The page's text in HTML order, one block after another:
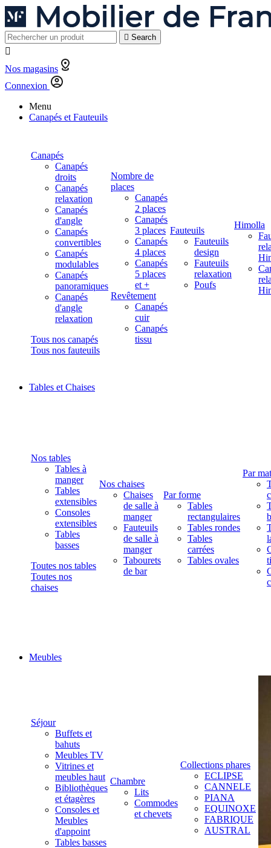
 Search

Nos magasins
Connexion
Menu
Canapés et Fauteuils
Canapés
Canapés
droits
Canapés
relaxation
Canapés
d'angle
Canapés
convertibles
Canapés
modulables
Canapés
panoramiques
Canapés
d'angle
relaxation
Tous nos canapés
Tous nos fauteuils
Nombre de
places
Canapés
2 places
Canapés
3 places
Canapés
4 places
Canapés
5 places
et +
Revêtement
Canapés
cuir
Canapés
tissu
Fauteuils
Fauteuils
design
Fauteuils
relaxation
Poufs
Himolla
Tables et Chaises
Nos tables
Tables à
manger
Tables
extensibles
Consoles
extensibles
Tables
basses
Toutes nos tables
Toutes nos
chaises
Nos chaises
Chaises
de salle à
manger
Fauteuils
de salle à
manger
Tabourets
de bar
Par forme
Tables
rectangulaires
Tables rondes
Tables
carrées
Tables ovales
Par
Meubles
Séjour
Buffets et
bahuts
Meubles TV
Vitrines et
meubles haut
Bibliothèques
et étagères
Consoles et
Meubles
d'appoint
Tables basses
Chambre
Lits
Commodes
et chevets
Collections phares
ECLIPSE
CANNELE
PIANA
EQUINOXE
FABRIQUE
AUSTRAL